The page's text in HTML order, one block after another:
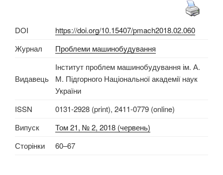
DOI
https://doi.org/10.15407/pmach2018.02.060
Журнал
Проблеми машинобудування
Видавець
Інститут проблем машинобудування ім. А.
М. Підгорного Національної академії наук
України
ISSN
0131-2928 (print), 2411-0779 (online)
Випуск
Том 21, № 2, 2018 (червень)
Сторінки
60–67